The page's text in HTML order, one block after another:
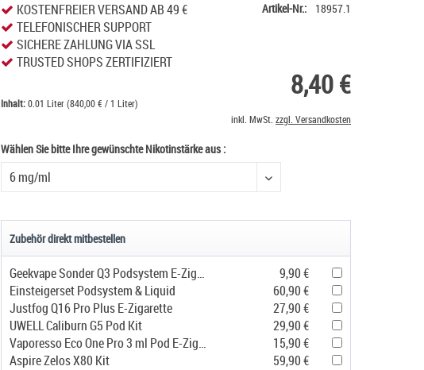
KOSTENFREIER VERSAND AB 49 €
TELEFONISCHER SUPPORT
SICHERE ZAHLUNG VIA SSL
TRUSTED SHOPS ZERTIFIZIERT
Artikel-Nr.: 18957.1
8,40 €
Inhalt:0.01 Liter (840,00 € / 1 Liter)
inkl. MwSt. zzgl. Versandkosten
Wählen Sie bitte Ihre gewünschte Nikotinstärke aus :
Wählen Sie bitte Ihre gewünschte Nikotinstärke aus
Zubehör direkt mitbestellen
Geekvape Sonder Q3 Podsystem E-Zigarette
9,90 €
Einsteigerset Podsystem & Liquid
60,90 €
Justfog Q16 Pro Plus E-Zigarette
27,90 €
UWELL Caliburn G5 Pod Kit
29,90 €
Vaporesso Eco One Pro 3 ml Pod E-Zigarette
15,90 €
Aspire Zelos X80 Kit
59,90 €